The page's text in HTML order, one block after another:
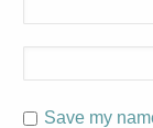
Save my